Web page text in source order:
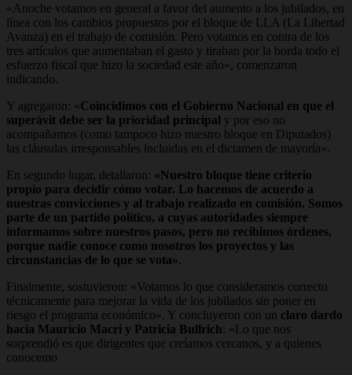
«Anoche votamos en general a favor del aumento a los jubilados, en
línea con los cambios propuestos por el bloque de LLA (La Libertad
Avanza) en el trabajo de comisión. Pero votamos en contra de los
tres artículos que aumentaban el gasto y tiraban por la borda todo el
esfuerzo fiscal que hizo la sociedad este año», comenzaron
indicando.
Y agregaron: «Coincidimos con el Gobierno Nacional en que el
superávit debe ser la prioridad principal y por eso no
acompañamos (como tampoco hizo nuestro bloque en Diputados)
las cláusulas irresponsables incluidas en el dictamen de mayoría».
En segundo lugar, detallaron: «Nuestro bloque tiene criterio
propio para decidir cómo votar. Lo hacemos de acuerdo a
nuestras convicciones y al trabajo realizado en comisión. Somos
parte de un partido político, a cuyas autoridades siempre
informamos sobre nuestros pasos, pero no recibimos órdenes,
porque nadie conoce como nosotros los proyectos y las
circunstancias de lo que se vota».
Finalmente, sostuvieron: «Votamos lo que consideramos correcto
técnicamente para mejorar la vida de los jubilados sin poner en
riesgo el programa económico». Y concluyeron con un claro dardo
hacia Mauricio Macri y Patricia Bullrich: «Lo que nos
sorprendió es que dirigentes que creíamos cercanos, y a quienes
conocemo